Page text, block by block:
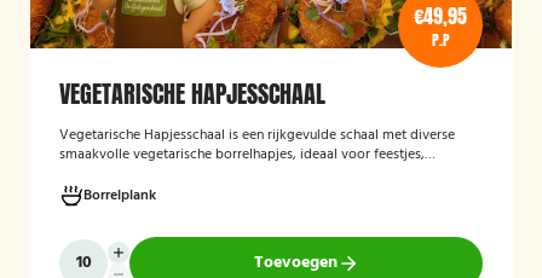
€49,95
P.P
VEGETARISCHE HAPJESSCHAAL
Vegetarische Hapjesschaal is een rijkgevulde schaal met diverse
smaakvolle vegetarische borrelhapjes, ideaal voor feestjes,
een gevarieerde selectie van vegetarische lekkernijen die direct
klaar zijn om te serveren en geschikt zijn voor gasten die bewust of
volledig vegetarisch eten.
Borrelplank
Toevoegen